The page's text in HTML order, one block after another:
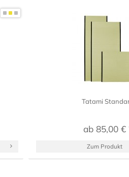
Tatami
ab 85,00 €
Zum Produkt